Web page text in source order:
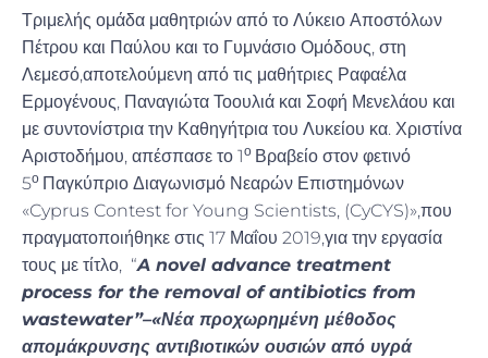
Τριμελής ομάδα μαθητριών από το Λύκειο Αποστόλων
Πέτρου και Παύλου και το Γυμνάσιο Ομόδους, στη
Λεμεσό,αποτελούμενη από τις μαθήτριες Ραφαέλα
Ερμογένους, Παναγιώτα Τοουλιά και Σοφή Μενελάου και
με συντονίστρια την Καθηγήτρια του Λυκείου κα. Χριστίνα
Αριστοδήμου, απέσπασε το 1ο Βραβείο στον φετινό
5ο Παγκύπριο Διαγωνισμό Νεαρών Επιστημόνων
«Cyprus Contest for Young Scientists, (CyCYS)»,που
πραγματοποιήθηκε στις 17 Μαΐου 2019,για την εργασία
τους με τίτλο, “A novel advance treatment
process for the removal of antibiotics from
wastewater”–«Νέα προχωρημένη μέθοδος
απομάκρυνσης αντιβιοτικών ουσιών από υγρά